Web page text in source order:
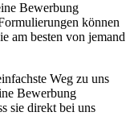
Bewerbung
können
am besten von jemand
Weg zu uns
Bewerbung
sie direkt bei uns